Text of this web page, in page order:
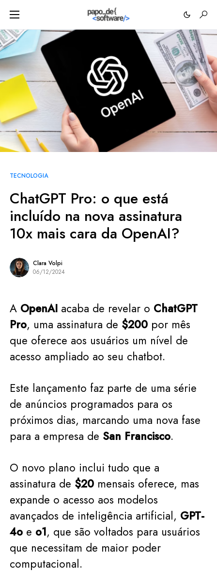
TECNOLOGIA
ChatGPT Pro: o que está
incluído na nova assinatura
10x mais cara da OpenAI?
Clara Volpi
06/12/2024
A OpenAI acaba de revelar o ChatGPT
Pro, uma assinatura de $200 por mês
que oferece aos usuários um nível de
acesso ampliado ao seu chatbot.
Este lançamento faz parte de uma série
de anúncios programados para os
próximos dias, marcando uma nova fase
para a empresa de San Francisco.
O novo plano inclui tudo que a
assinatura de $20 mensais oferece, mas
expande o acesso aos modelos
avançados de inteligência artificial, GPT-
4o e o1, que são voltados para usuários
que necessitam de maior poder
computacional.